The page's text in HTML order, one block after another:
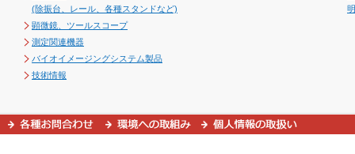
(除振台、レール、各種スタンドなど)
顕微鏡、ツールスコープ
測定関連機器
バイオイメージングシステム製品
技術情報